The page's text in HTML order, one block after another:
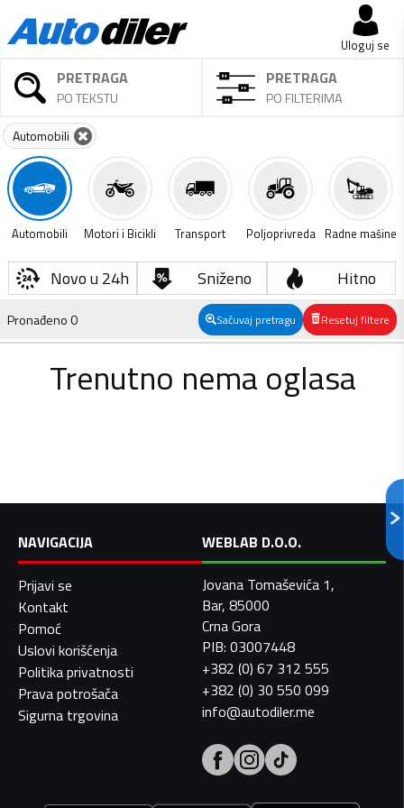
Uloguj se
PRETRAGA
PO TEKSTU
PRETRAGA
PO FILTERIMA
Automobili
Automobili Motori i Bicikli Transport Poljoprivreda Radne mašine
Novo u 24h Sniženo Hitno
Pronađeno0 Sačuvaj pretragu Resetuj filtere
Trenutno nema oglasa
NAVIGACIJA
Prijavi se
Kontakt
Pomoć
Uslovi korišćenja
Politika privatnosti
Prava potrošača
Sigurna trgovina
WEBLAB D.O.O.
Jovana Tomaševića 1,
Bar, 85000
Crna Gora
PIB: 03007448
+382 (0) 67 312 555
+382 (0) 30 550 099
info@autodiler.me